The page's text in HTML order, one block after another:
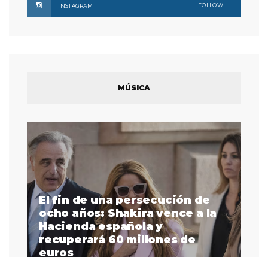
INSTAGRAM FOLLOW
MÚSICA
El fin de una persecución de
ocho años: Shakira vence a la
Hacienda española y
recuperará 60 millones de
euros